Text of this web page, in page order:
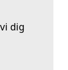
dig